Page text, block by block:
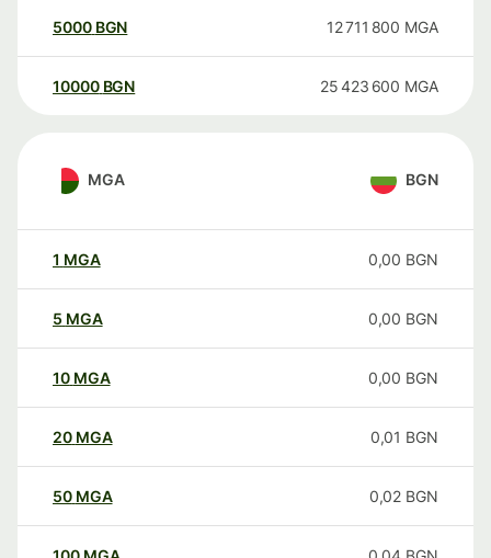
5000 BGN 12 711 800 MGA
10000 BGN 25 423 600 MGA
MGA BGN
1 MGA 0,00 BGN
5 MGA 0,00 BGN
10 MGA 0,00 BGN
20 MGA 0,01 BGN
50 MGA 0,02 BGN